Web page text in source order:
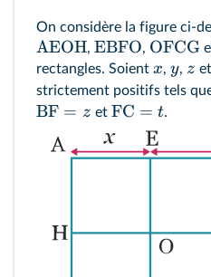
On considère la figure ci-
AEOH, EBFO, OFCG
rectangles. Soient x, y, z et
strictement positifs tels
BF = z et FC = t.